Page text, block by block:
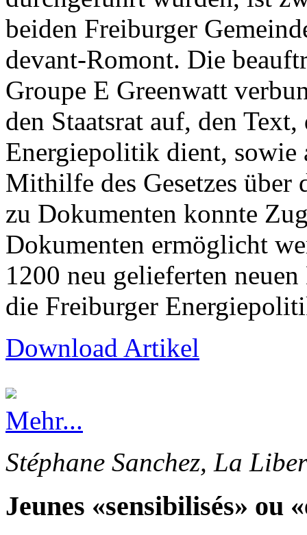
beiden Freiburger
devant-Romont. Die
Groupe E Greenwatt
den Staatsrat auf, den
Energiepolitik dient, sowie
Mithilfe des Gesetzes
zu Dokumenten konnte
Dokumenten ermöglicht
1200 neu gelieferten
die Freiburger
Download Artikel
Mehr...
Stéphane Sanchez, La
Jeunes «sensibilisés» ou